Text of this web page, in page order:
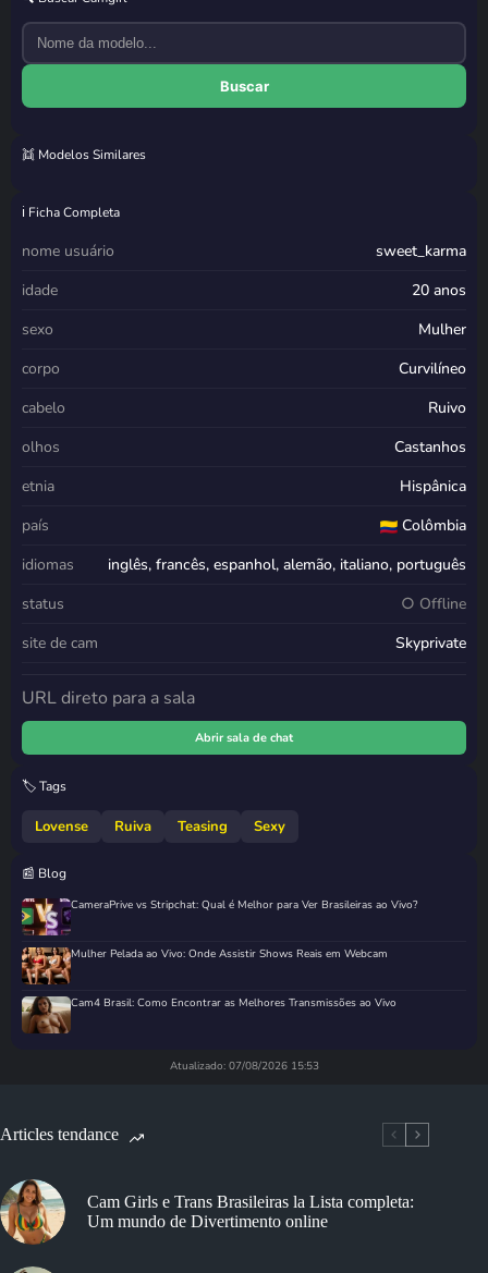
Buscar
👯 Modelos Similares
ℹ️ Ficha Completa
nome usuário
sweet_karma
idade
20 anos
sexo
Mulher
corpo
Curvilíneo
cabelo
Ruivo
olhos
Castanhos
etnia
Hispânica
país
Colômbia
idiomas
inglês, francês, espanhol, alemão, italiano, português
status
○ Offline
site de cam
Skyprivate
URL direto para a sala
Abrir sala de chat
🏷️ Tags
Lovense Ruiva Teasing Sexy
📰 Blog
CameraPrive vs Stripchat: Qual é Melhor para Ver Brasileiras ao Vivo?
Mulher Pelada ao Vivo: Onde Assistir Shows Reais em Webcam
Cam4 Brasil: Como Encontrar as Melhores Transmissões ao Vivo
Atualizado: 07/08/2026 15:53
Articles tendance
Cam Girls e Trans Brasileiras la Lista completa:
Um mundo de Divertimento online